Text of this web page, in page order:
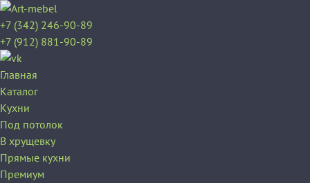
+7 (342) 246-90-89
+7 (912) 881-90-89
Главная
Каталог
Кухни
Под потолок
В хрущевку
Прямые кухни
Премиум